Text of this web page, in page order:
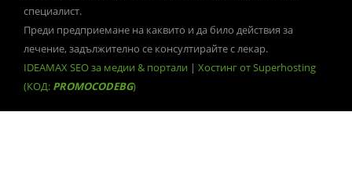
специалист.
Преди предприемане на каквито и да било действия за
лечение, задължително се консултирайте с лекар.
IDEAMAX SEO за медии & портали | Хостинг от Superhosting
(КОД: PROMOCODEBG)